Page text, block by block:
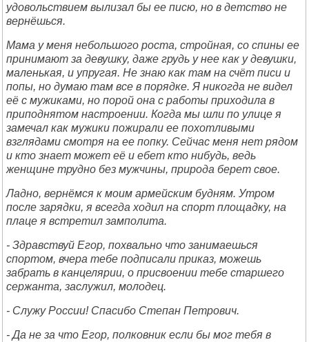
удовольствием вылизал бы ее писю, но в детство не
вернёшься.
Мама у меня небольшого роста, стройная, со спины ее
принимают за девушку, даже грудь у нее как у девушки,
маленькая, и упругая. Не знаю как там на счёт писи и
попы, но думаю там все в порядке. Я никогда не видел
её с мужиками, но порой она с работы приходила в
приподнятом настроении. Когда мы шли по улице я
замечал как мужики пожирали ее похотливыми
взглядами смотря на ее попку. Сейчас меня нет рядом
и кто знает может её и ебет кто нибудь, ведь
женщине трудно без мужчины, природа берет свое.
Ладно, вернёмся к моим армейским будням. Утром
после зарядки, я всегда ходил на спорт площадку, на
плаце я встретил замполита.
- Здравствуй Егор, похвально что занимаешься
спортом, вчера тебе подписали приказ, можешь
забрать в канцелярии, о присвоении тебе старшего
сержанта, заслужил, молодец.
- Служу России! Спасибо Степан Петрович.
- Да не за что Егор, полковник если бы мог тебя в